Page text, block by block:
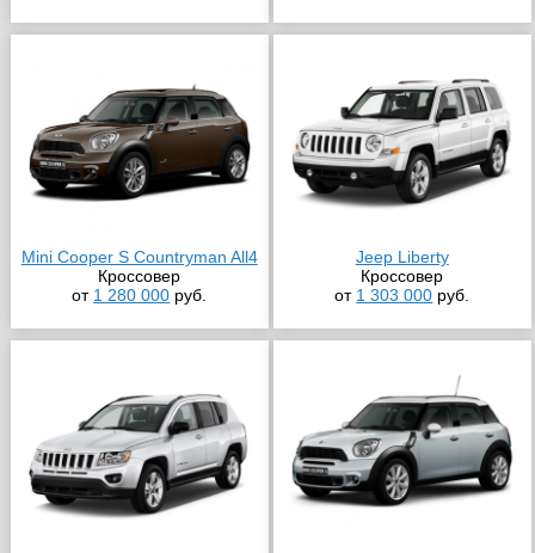
Mini Cooper S Countryman All4
Кроссовер
от 1 280 000 руб.
Jeep Liberty
Кроссовер
от 1 303 000 руб.